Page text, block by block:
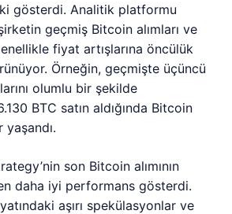
gösterdi. Analitik platformu
geçmiş Bitcoin alımları ve
fiyat artışlarına öncülük
Örneğin, geçmişte üçüncü
olumlu bir şekilde
BTC satın aldığında Bitcoin
yaşandı.
son Bitcoin alımının
daha iyi performans gösterdi.
aşırı spekülasyonlar ve